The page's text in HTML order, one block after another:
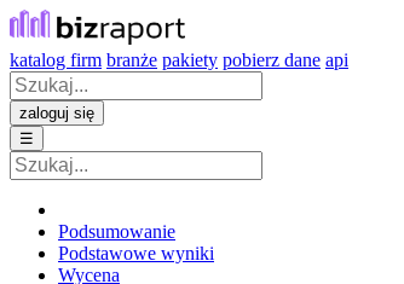
katalog firm branże pakiety pobierz dane api
zaloguj się
☰
Podsumowanie
Podstawowe wyniki
Wycena